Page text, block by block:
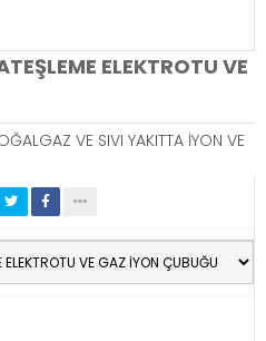
ELEKTROTU VE
VE SIVI YAKITTA İYON VE